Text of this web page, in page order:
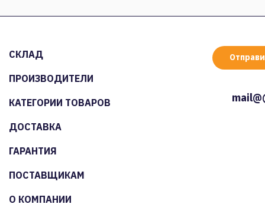
СКЛАД
ПРОИЗВОДИТЕЛИ
КАТЕГОРИИ ТОВАРОВ
ДОСТАВКА
ГАРАНТИЯ
ПОСТАВЩИКАМ
О КОМПАНИИ